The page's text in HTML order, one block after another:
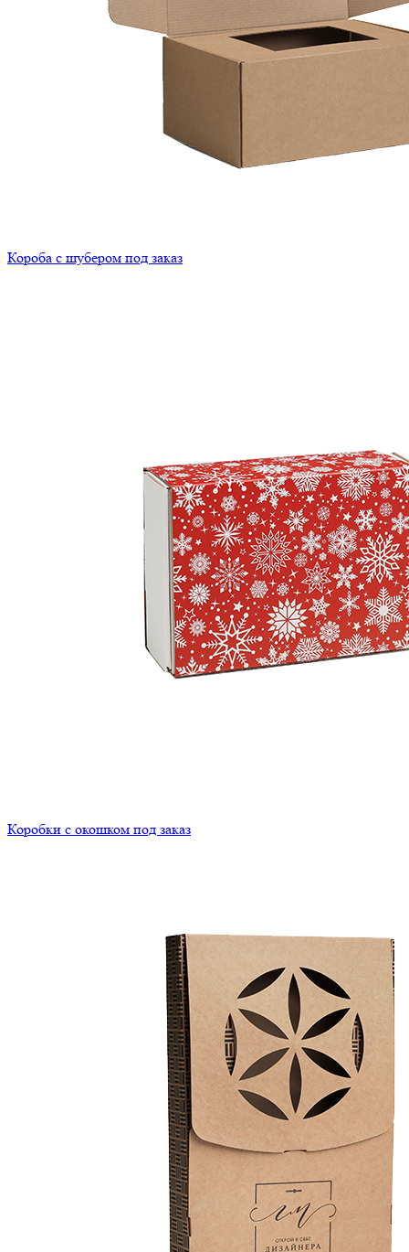
Короба с шубером под заказ
Коробки с окошком под заказ